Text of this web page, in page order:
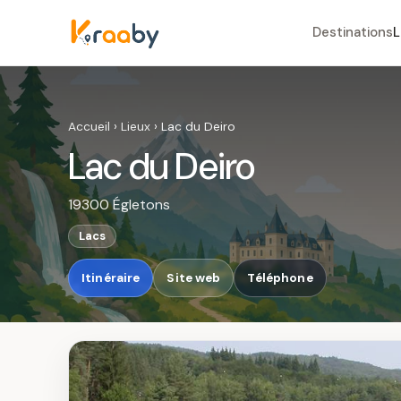
Destinations
Accueil › Lieux › Lac du Deiro
Lac du Deiro
19300 Égletons
Lacs
Itinéraire Site web Téléphone